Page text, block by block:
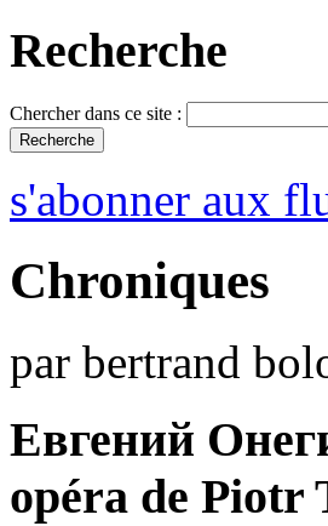
Recherche
Chercher dans ce site :
s'abonner aux
Chroniques
par bertrand
Евгений
opéra de Piotr